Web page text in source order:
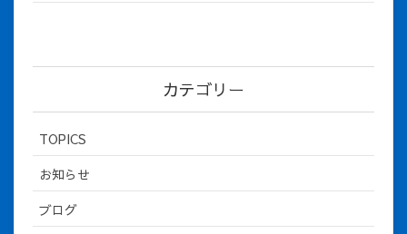
カテゴリー
TOPICS
お知らせ
ブログ